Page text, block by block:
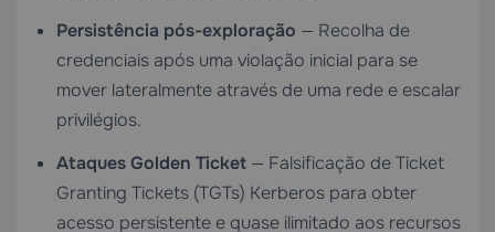
Persistência pós-exploração — Recolha de
credenciais após uma violação inicial para se
mover lateralmente através de uma rede e escalar
privilégios.
Ataques Golden Ticket — Falsificação de Ticket
Granting Tickets (TGTs) Kerberos para obter
acesso persistente e quase ilimitado aos recursos